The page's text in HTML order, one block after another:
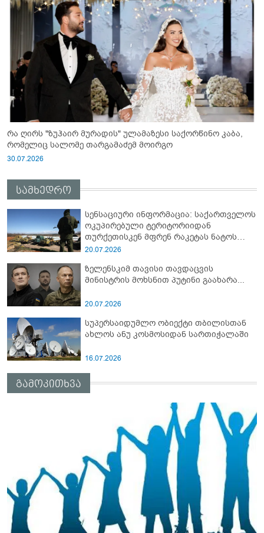
რა ღირს "ზუჰაირ მურადის" ულამაზესი საქორწინო კაბა,
რომელიც სალომე თარგამაძემ მოირგო
30.07.2026
სამხედრო
სენსაციური ინფორმაცია: საქართველოს
ოკუპირებული ტერიტორიიდან
თურქეთისკენ მფრენ რაკეტას ნატოს
სამიტი კინაღამ ჩაუშლია
20.07.2026
ზელენსკიმ თავისი თავდაცვის
მინისტრის მოხსნით პუტინი გაახარა...
20.07.2026
სუპერსაიდუმლო ობიექტი თბილისთან
ახლოს ანუ კოსმოსიდან სართიჭალაში
16.07.2026
გამოკითხვა